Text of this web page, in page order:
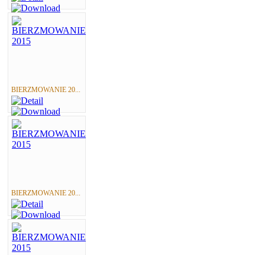
BIERZMOWANIE 20...
BIERZMOWANIE 20...